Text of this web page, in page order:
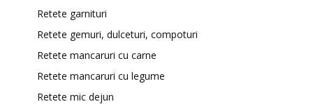
Retete garnituri
Retete gemuri, dulceturi, compoturi
Retete mancaruri cu carne
Retete mancaruri cu legume
Retete mic dejun